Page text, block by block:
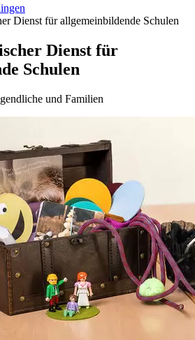
Dienst für allgemeinbildende Schulen
Dienst für
Schulen
und Familien